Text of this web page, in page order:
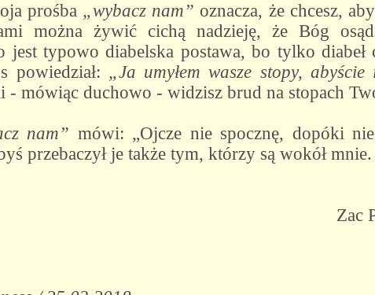
prośba „wybacz nam” oznacza, że chcesz,
można żywić cichą nadzieję, że Bóg
jest typowo diabelska postawa, bo tylko
powiedział: „Ja umyłem wasze stopy,
- mówiąc duchowo - widzisz brud na stopach
nam” mówi: „Ojcze nie spocznę, dopóki
przebaczył je także tym, którzy są wokół